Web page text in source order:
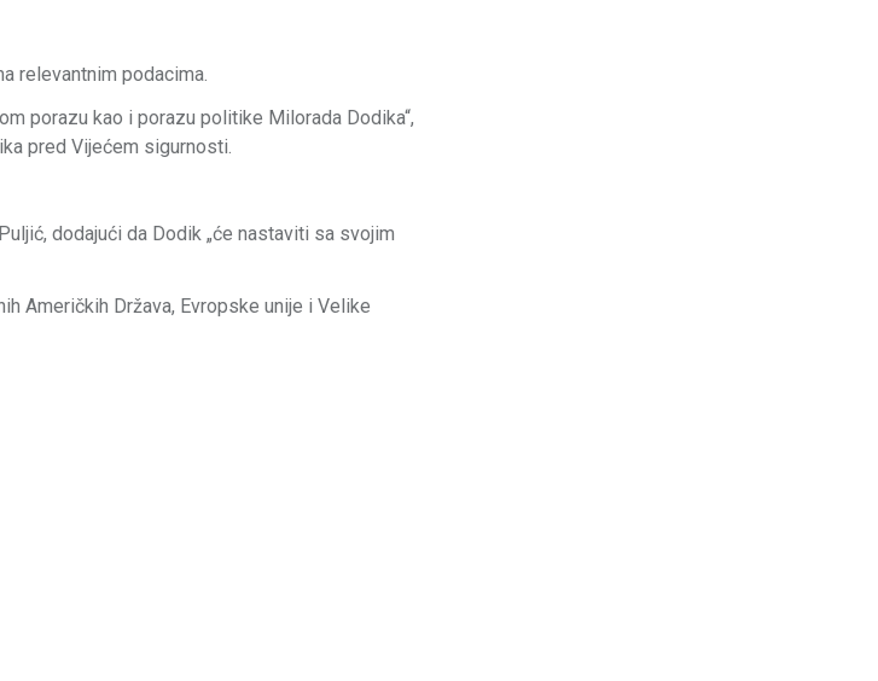
relevantnim podacima.
porazu kao i porazu politike Milorada Dodika“,
pred Vijećem sigurnosti.
dodajući da Dodik „će nastaviti sa svojim
Američkih Država, Evropske unije i Velike